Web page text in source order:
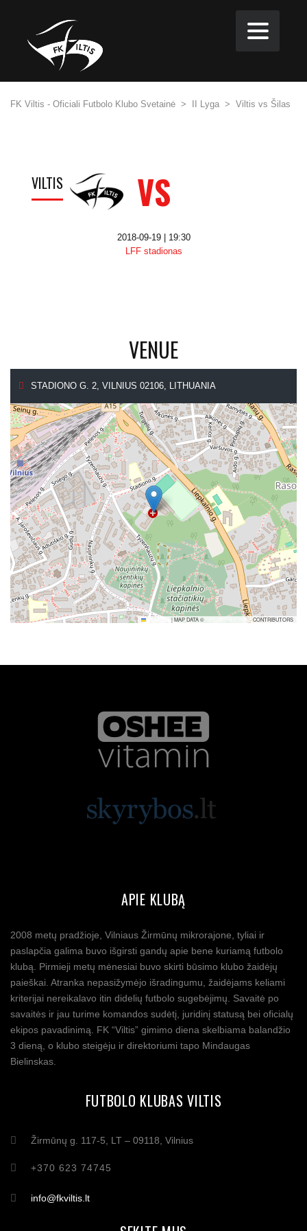
FK Viltis - Oficiali Futbolo Klubo Svetainė > II Lyga > Viltis vs Šilas
VILTIS VS
2018-09-19 | 19:30
LFF stadionas
VENUE
STADIONO G. 2, VILNIUS 02106, LITHUANIA
|MAP DATA © OPENSTREETMAPCONTRIBUTORS
APIE KLUBĄ
2008 metų pradžioje, Vilniaus Žirmūnų mikrorajone, tyliai ir
paslapčia galima buvo išgirsti gandų apie bene kuriamą futbolo
klubą. Pirmieji metų mėnesiai buvo skirti būsimo klubo žaidėjų
paieškai. Atranka nepasižymėjo išradingumu, žaidėjams keliami
kriterijai nereikalavo itin didelių futbolo sugebėjimų. Savaitė po
savaitės ir jau turime komandos sudėtį, juridinį statusą bei oficialų
ekipos pavadinimą. FK “Viltis” gimimo diena skelbiama balandžio
3 dieną, o klubo steigėju ir direktoriumi tapo Mindaugas
Bielinskas.
FUTBOLO KLUBAS VILTIS
Žirmūnų g. 117-5, LT – 09118, Vilnius
+370 623 74745
info@fkviltis.lt